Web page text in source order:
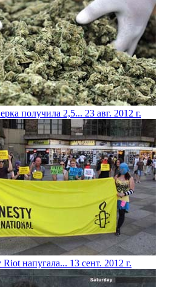
получила 2,5... 23 авг. 2012 г.
напугала... 13 сент. 2012 г.